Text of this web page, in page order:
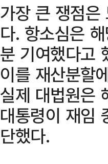
가장 큰 쟁점
다. 항소심은
분 기여했다고
이를 재산분할
실제 대법원은
대통령이 재임
단했다.